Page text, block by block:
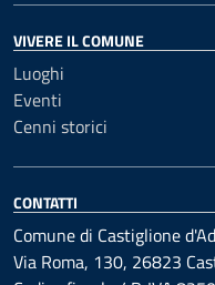
VIVERE IL COMUNE
Luoghi
Eventi
Cenni storici
CONTATTI
Comune di Castiglione
Via Roma, 130, 26823